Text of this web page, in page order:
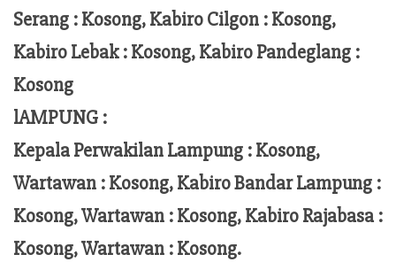
Serang : Kosong, Kabiro Cilgon : Kosong,
Kabiro Lebak : Kosong, Kabiro Pandeglang :
Kosong
lAMPUNG :
Kepala Perwakilan Lampung :Kosong,
Wartawan : Kosong, Kabiro Bandar Lampung :
Kosong, Wartawan : Kosong, Kabiro Rajabasa :
Kosong, Wartawan : Kosong.